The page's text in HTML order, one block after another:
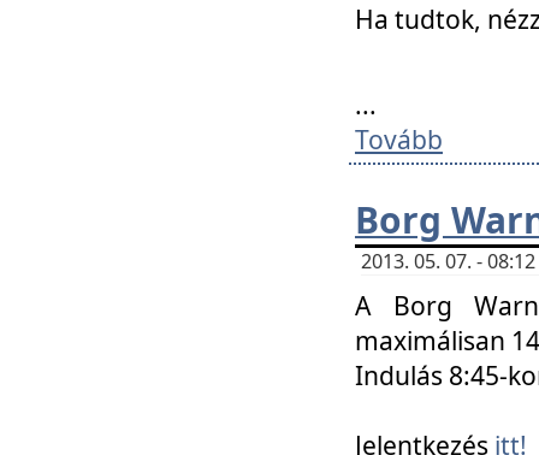
Ha tudtok,
...
Tovább
Borg
2013. 05. 07. -
A Borg
maximálisan
Indulás 8:45-
Jelentkezés itt!